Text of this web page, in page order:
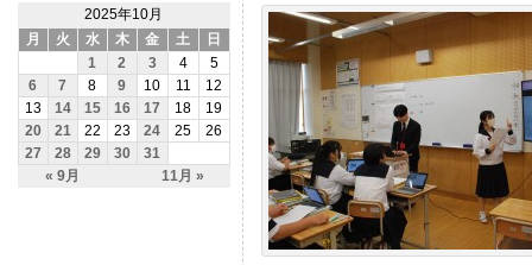
2025年10月
月
火 水 木 金 土 日
« 9月 11月 »
1 2 3 4
5
6
7 8 9 10 11
12
13
14 15 16 17 18
19
20
21 22 23 24 25
26
27
28 29 30 31